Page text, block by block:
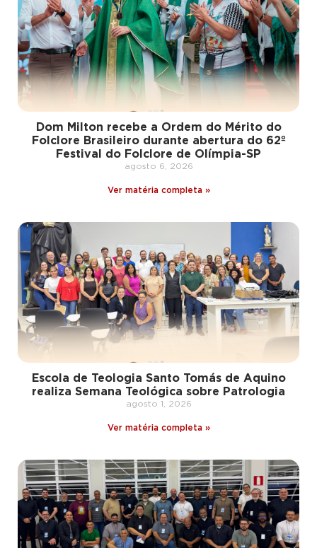
Dom Milton recebe a Ordem do Mérito do
Folclore Brasileiro durante abertura do 62º
Festival do Folclore de Olímpia-SP
agosto 6, 2026
Ver matéria completa »
Escola de Teologia Santo Tomás de Aquino
realiza Semana Teológica sobre Patrologia
agosto 1, 2026
Ver matéria completa »